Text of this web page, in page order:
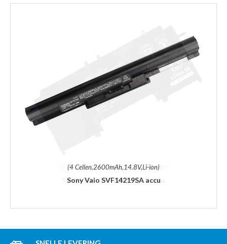
(4 Cellen,2600mAh,14.8V,Li-ion)
Sony Vaio SVF14219SA accu